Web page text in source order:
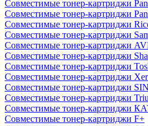
Совместимые тонер-картриджи
Совместимые тонер-картриджи
Совместимые тонер-картриджи
Совместимые тонер-картриджи
Совместимые тонер-картриджи
Совместимые тонер-картриджи
Совместимые тонер-картриджи
Совместимые тонер-картриджи
Совместимые тонер-картриджи
Совместимые тонер-картриджи
Совместимые тонер-картриджи
Совместимые тонер-картриджи F+